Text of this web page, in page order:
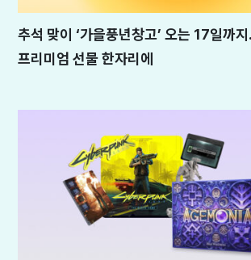
추석 맞이 ‘가을풍년창고’ 오는 17일까
프리미엄 선물 한자리에